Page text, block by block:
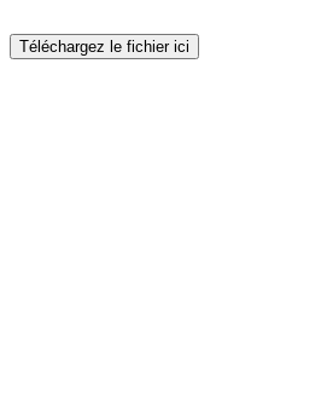
Téléchargez le fichier ici